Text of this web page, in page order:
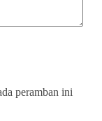
peramban ini